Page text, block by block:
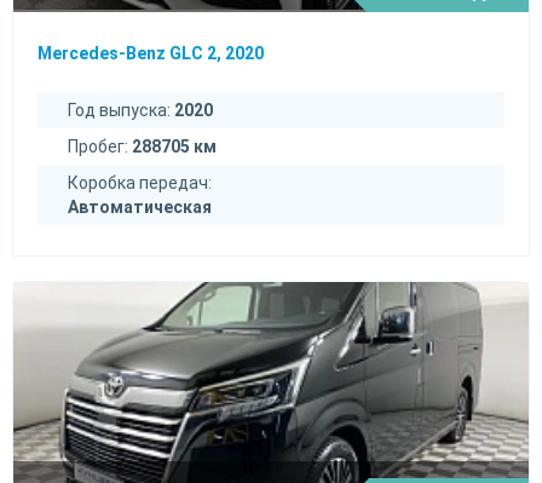
Mercedes-Benz GLC 2, 2020
Год выпуска: 2020
Пробег: 288705 км
Коробка передач:
Автоматическая